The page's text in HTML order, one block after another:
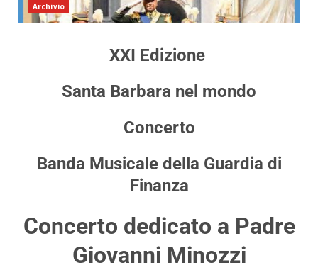
Archivio
XXI Edizione
Santa Barbara nel mondo
Concerto
Banda Musicale della Guardia di
Finanza
Concerto dedicato a Padre
Giovanni Minozzi